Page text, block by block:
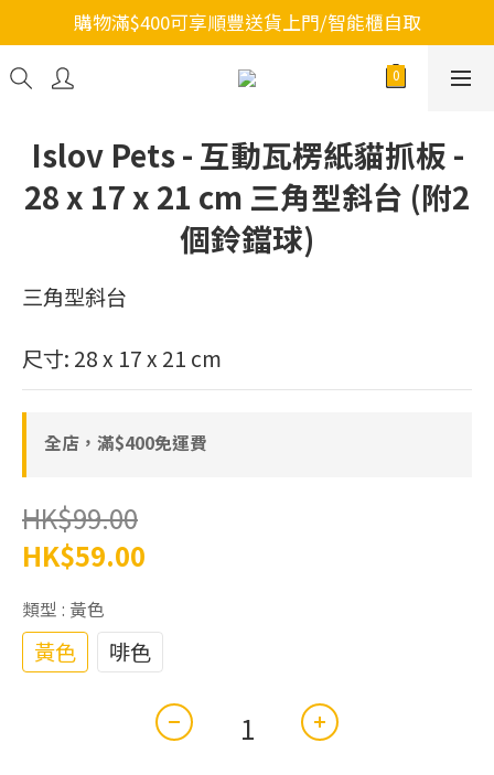
購物滿$400可享順豐送貨上門/智能櫃自取
Islov Pets - 互動瓦楞紙貓抓板 -
28 x 17 x 21 cm 三角型斜台 (附2
個鈴鐺球)
三角型斜台
尺寸: 28 x 17 x 21 cm
全店，滿$400免運費
HK$99.00
HK$59.00
類型 : 黃色
黃色 啡色